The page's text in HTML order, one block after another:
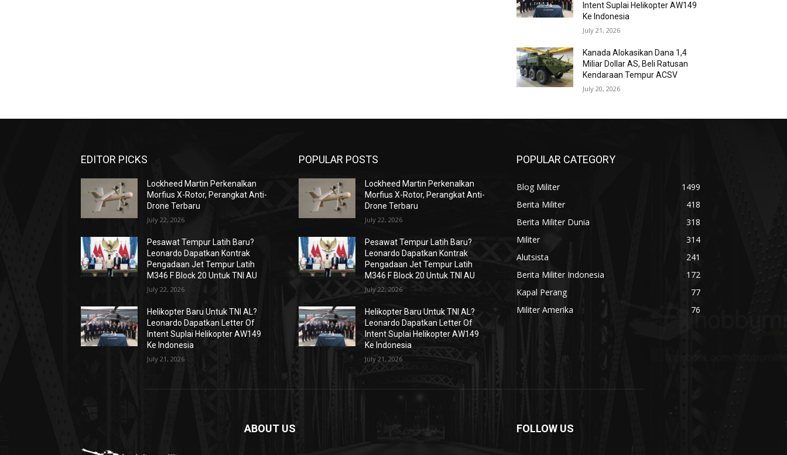
Intent Suplai Helikopter AW149
Ke Indonesia
July 21, 2026
Kanada Alokasikan Dana 1,4
Miliar Dollar AS, Beli Ratusan
Kendaraan Tempur ACSV
July 20, 2026
EDITOR PICKS
Lockheed Martin Perkenalkan
Morfius X-Rotor, Perangkat Anti-
Drone Terbaru
July 22, 2026
Pesawat Tempur Latih Baru?
Leonardo Dapatkan Kontrak
Pengadaan Jet Tempur Latih
M346 F Block 20 Untuk TNI AU
July 22, 2026
Helikopter Baru Untuk TNI AL?
Leonardo Dapatkan Letter Of
Intent Suplai Helikopter AW149
Ke Indonesia
July 21, 2026
POPULAR POSTS
Lockheed Martin Perkenalkan
Morfius X-Rotor, Perangkat Anti-
Drone Terbaru
July 22, 2026
Pesawat Tempur Latih Baru?
Leonardo Dapatkan Kontrak
Pengadaan Jet Tempur Latih
M346 F Block 20 Untuk TNI AU
July 22, 2026
Helikopter Baru Untuk TNI AL?
Leonardo Dapatkan Letter Of
Intent Suplai Helikopter AW149
Ke Indonesia
July 21, 2026
POPULAR CATEGORY
Blog Militer
1499
Berita Militer
418
Berita Militer Dunia
318
Militer
314
Alutsista
241
Berita Militer Indonesia
172
Kapal Perang
77
Militer Amerika
76
ABOUT US FOLLOW US